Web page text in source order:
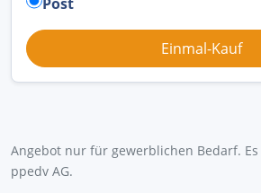
Angebot nur für gewerblichen Bedarf.
ppedv AG.